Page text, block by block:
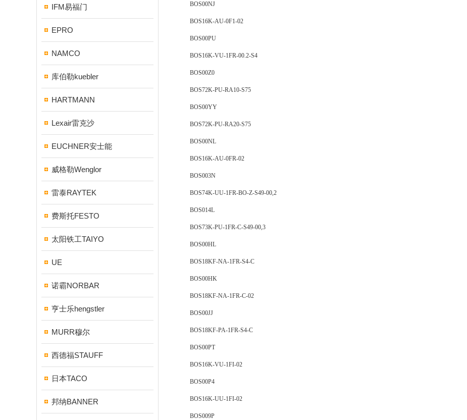
IFM易福门
EPRO
NAMCO
库伯勒kuebler
HARTMANN
Lexair雷克沙
EUCHNER安士能
威格勒Wenglor
雷泰RAYTEK
费斯托FESTO
太阳铁工TAIYO
UE
诺霸NORBAR
亨士乐hengstler
MURR穆尔
西德福STAUFF
日本TACO
邦纳BANNER
BOS00NJ
BOS16K-AU-0F1-02
BOS00PU
BOS16K-VU-1FR-00.2-S4
BOS00Z0
BOS72K-PU-RA10-S75
BOS00YY
BOS72K-PU-RA20-S75
BOS00NL
BOS16K-AU-0FR-02
BOS003N
BOS74K-UU-1FR-BO-Z-S49-00,2
BOS014L
BOS73K-PU-1FR-C-S49-00,3
BOS00HL
BOS18KF-NA-1FR-S4-C
BOS00HK
BOS18KF-NA-1FR-C-02
BOS00JJ
BOS18KF-PA-1FR-S4-C
BOS00PT
BOS16K-VU-1FI-02
BOS00P4
BOS16K-UU-1FI-02
BOS009P